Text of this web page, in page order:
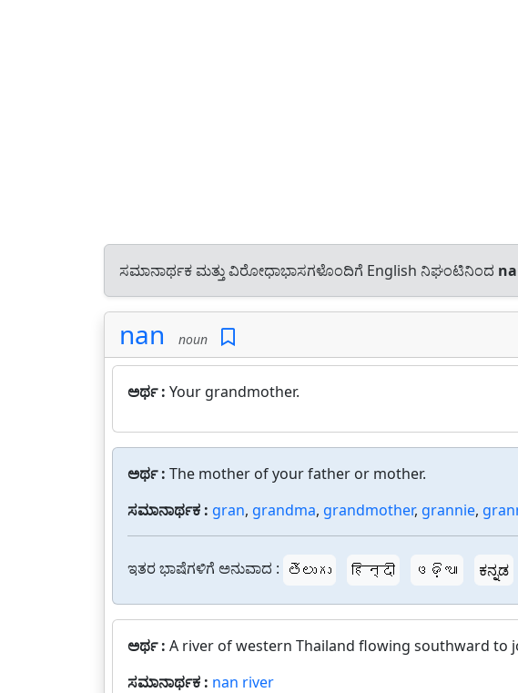
ಸಮಾನಾರ್ಥಕ ಮತ್ತು ವಿರೋಧಾಭಾಸಗಳೊಂದಿಗೆ English ನಿಘಂಟಿನಿಂದ
nan noun
ಅರ್ಥ : Your grandmother.
ಅರ್ಥ : The mother of your father or mother.
ಸಮಾನಾರ್ಥಕ : gran, grandma, grandmother, grannie,
ಇತರ ಭಾಷೆಗಳಿಗೆ ಅನುವಾದ : తెలుగు हिन्दी ଓଡ଼ିଆ ಕನ್ನಡ
ಅರ್ಥ : A river of western Thailand flowing southward to
ಸಮಾನಾರ್ಥಕ : nan river